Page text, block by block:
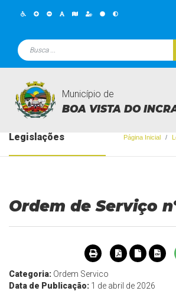
Município de
BOA VISTA DO
Legislações Página Inicial
Ordem de Serviço
Categoria: Ordem Servico
Data de Publicação: 1 de abril de 2026